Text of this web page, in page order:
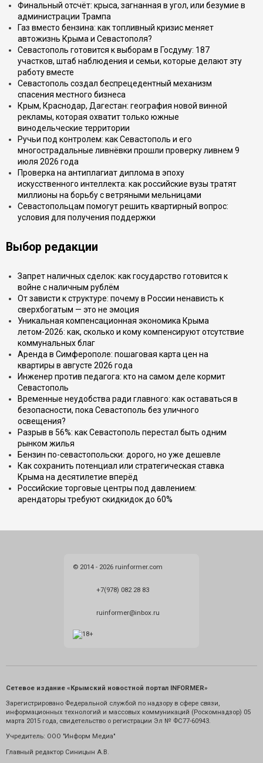
Финальный отсчёт: крыса, загнанная в угол, или безумие в
администрации Трампа
Газ вместо бензина: как топливный кризис меняет
автожизнь Крыма и Севастополя?
Севастополь готовится к выборам в Госдуму: 187
участков, штаб наблюдения и семьи, которые делают эту
работу вместе
Севастополь создал беспрецедентный механизм
спасения местного бизнеса
Крым, Краснодар, Дагестан: география новой винной
рекламы, которая охватит только южные
винодельческие территории
Ручьи под контролем: как Севастополь и его
многострадальные ливнёвки прошли проверку ливнем 9
июля 2026 года
Проверка на антиплагиат диплома в эпоху
искусственного интеллекта: как российские вузы тратят
миллионы на борьбу с ветряными мельницами
Севастопольцам помогут решить квартирный вопрос:
условия для получения поддержки
Выбор редакции
Запрет наличных сделок: как государство готовится к
войне с наличным рублём
От зависти к структуре: почему в России ненависть к
сверхбогатым — это не эмоция
Уникальная компенсационная экономика Крыма
летом-2026: как, сколько и кому компенсируют отсутствие
коммунальных благ
Аренда в Симферополе: пошаговая карта цен на
квартиры в августе 2026 года
Инженер против педагога: кто на самом деле кормит
Севастополь
Временные неудобства ради главного: как оставаться в
безопасности, пока Севастополь без уличного
освещения?
Разрыв в 56%: как Севастополь перестал быть одним
рынком жилья
Бензин по-севастопольски: дорого, но уже дешевле
Как сохранить потенциал или стратегическая ставка
Крыма на десятилетие вперёд
Российские торговые центры под давлением:
арендаторы требуют скидкидок до 60%
© 2014 - 2026 ruinformer.com
+7(978) 082 28 83
ruinformer@inbox.ru
Сетевое издание «Крымский новостной портал INFORMER»
Зарегистрировано Федеральной службой по надзору в сфере связи,
информационных технологий и массовых коммуникаций (Роскомнадзор) 05
марта 2015 года, свидетельство о регистрации Эл № ФС77-60943.
Учредитель: ООО "Информ Медиа"
Главный редактор Синицын А.В.